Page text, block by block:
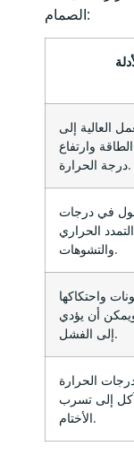
الصمام:
العالية إلى
وارتفاع
درجة الحرارة.
في درجات
الحراري
والتشوهات.
واحتكاكها
أن يؤدي
إلى الفشل.
الحرارة
إلى تسرب
الأختام.